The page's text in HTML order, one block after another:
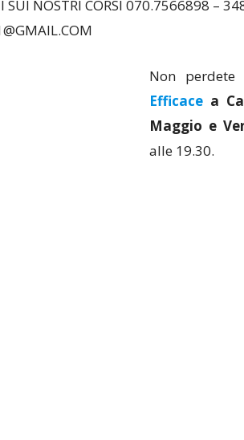
SUI NOSTRI CORSI 070.7566898 –
Non perdete
Efficace a
Maggio e
alle 19.30.